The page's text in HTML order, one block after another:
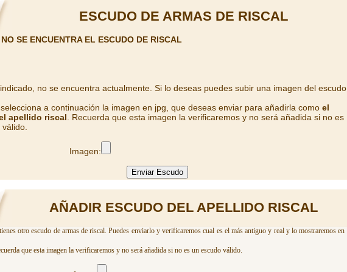
ESCUDO DE ARMAS DE RISCAL
NO SE ENCUENTRA EL ESCUDO DE RISCAL
no se encuentra actualmente. Si lo deseas puedes subir una imagen del escudo.
a continuación la imagen en jpg, que deseas enviar para añadirla como el
apellido riscal . Recuerda que esta imagen la verificaremos y no será añadida si no es
Imagen:
AÑADIR ESCUDO DEL APELLIDO RISCAL
otro escudo de armas de riscal. Puedes enviarlo y verificaremos cual es el más antiguo y real y lo mostraremos en
que esta imagen la verificaremos y no será añadida si no es un escudo válido.